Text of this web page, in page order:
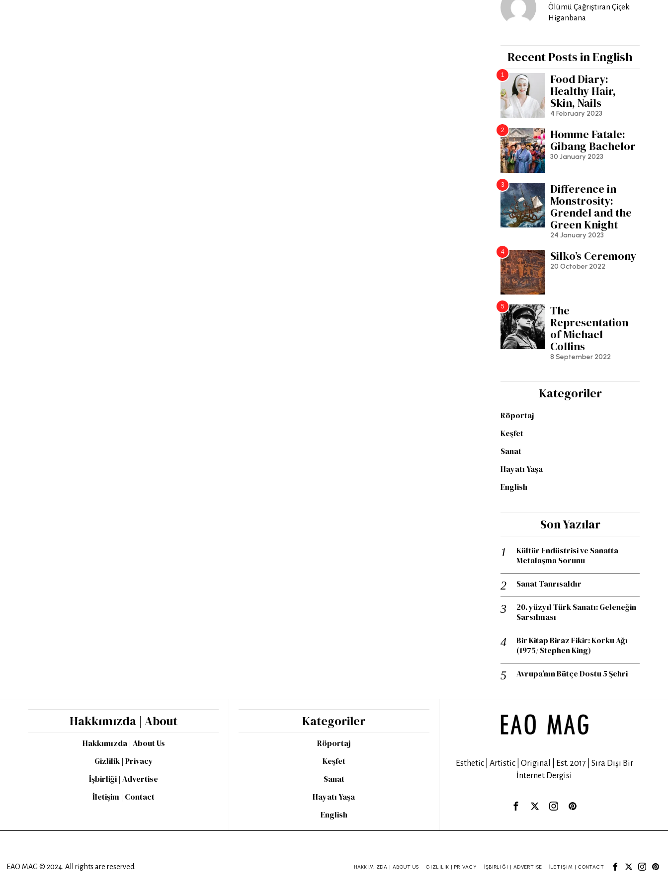
Ölümü Çağrıştıran Çiçek:
Higanbana
Recent Posts in English
1
Food Diary:
Healthy Hair,
Skin, Nails
4 February 2023
2
Homme Fatale:
Gibang Bachelor
30 January 2023
3
Difference in
Monstrosity:
Grendel and the
Green Knight
24 January 2023
4 Silko’s Ceremony
20 October 2022
5
The
Representation
of Michael
Collins
8 September 2022
Kategoriler
Röportaj
Keşfet
Sanat
Hayatı Yaşa
English
Son Yazılar
Kültür Endüstrisi ve Sanatta
Metalaşma Sorunu
Sanat Tanrısaldır
20. yüzyıl Türk Sanatı: Geleneğin
Sarsılması
Bir Kitap Biraz Fikir: Korku Ağı
(1975/ Stephen King)
Avrupa’nın Bütçe Dostu 5 Şehri
Hakkımızda | About
Hakkımızda | About Us
Gizlilik | Privacy
İşbirliği | Advertise
İletişim | Contact
Kategoriler
Röportaj
Keşfet
Sanat
Hayatı Yaşa
English
Esthetic | Artistic | Original | Est. 2017 | Sıra Dışı Bir
İnternet Dergisi
EAO MAG © 2024. All rights are reserved. HAKKIMIZDA | ABOUT US GIZLILIK | PRIVACY İŞBIRLIĞI | ADVERTISE İLETIŞIM | CONTACT